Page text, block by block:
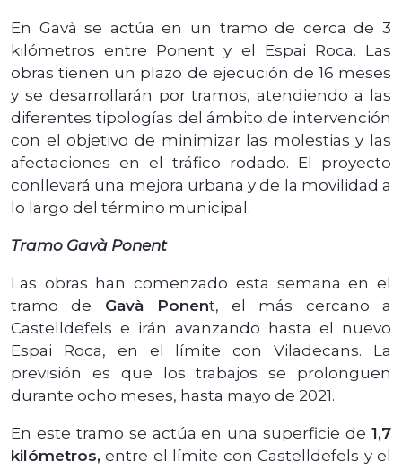
En Gavà se actúa en un tramo de cerca de 3
kilómetros entre Ponent y el Espai Roca. Las
obras tienen un plazo de ejecución de 16 meses
y se desarrollarán por tramos, atendiendo a las
diferentes tipologías del ámbito de intervención
con el objetivo de minimizar las molestias y las
afectaciones en el tráfico rodado. El proyecto
conllevará una mejora urbana y de la movilidad a
lo largo del término municipal.
Tramo Gavà Ponent
Las obras han comenzado esta semana en el
tramo de Gavà Ponent, el más cercano a
Castelldefels e irán avanzando hasta el nuevo
Espai Roca, en el límite con Viladecans. La
previsión es que los trabajos se prolonguen
durante ocho meses, hasta mayo de 2021.
En este tramo se actúa en una superficie de 1,7
kilómetros, entre el límite con Castelldefels y el